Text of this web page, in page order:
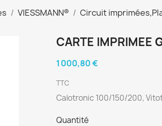
VIESSMANN® Circuit
CARTE IMPRIMEE
1 000,80 €
TTC
Calotronic 100/150/200,
Quantité